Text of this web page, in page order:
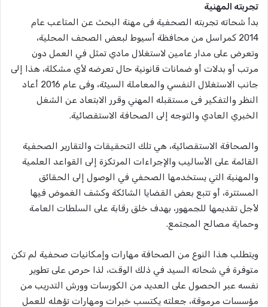
تجربته المهنية
بدأ شحاته تجربته الصحفية فى مهنة البحث عن المتاعب عام
2014 كمراسل من محافظة أسيوط لبعض الصحف المحلية،
وتعرض على مدار عامين لاستغلال مادي تمثل في العمل دون
مرتب أو بدلات أو ضمانات قانونية حال تعرضه لأي مشكلة، هذا إلى
جانب الاستغلال النفسي والمعاملة السيئة، وفى عام 2016 أعاد
النظر والتفكير فى مستقبله المهني وقرر الابتعاد عن الشغل
الخبري العادي والتوجه إلى الصحافة الاستقصائية.
والصحافة الاستقصائية، هي تلك التحقيقات والتقارير الصحفية
القائمة على الأساليب والإجراءات المرتكزة إلى القواعد العلمية
والمهنية التي يستخدمها الصحفي في الوصول إلى الحقائق
المستترة، أو تتبع بعض القضايا الشائكة وكشف الغموض فيها
لأجل تقديمها للجمهور، بهدف خلق رقابة على السلطات العامة
وحماية مصالح المجتمع.
ويتطلب هذا النوع من الصحافة مهارات وإمكانيات صحفية لم تكن
متوفرة في شحاته السيد في ذلك الوقت، لذا حرص على تطوير
نفسه عبر الحصول على العديد من الكورسات وورش التدريب من
مؤسسات مرموقة، جعلته يكتسب خبرات ومهارات تؤهله للعمل